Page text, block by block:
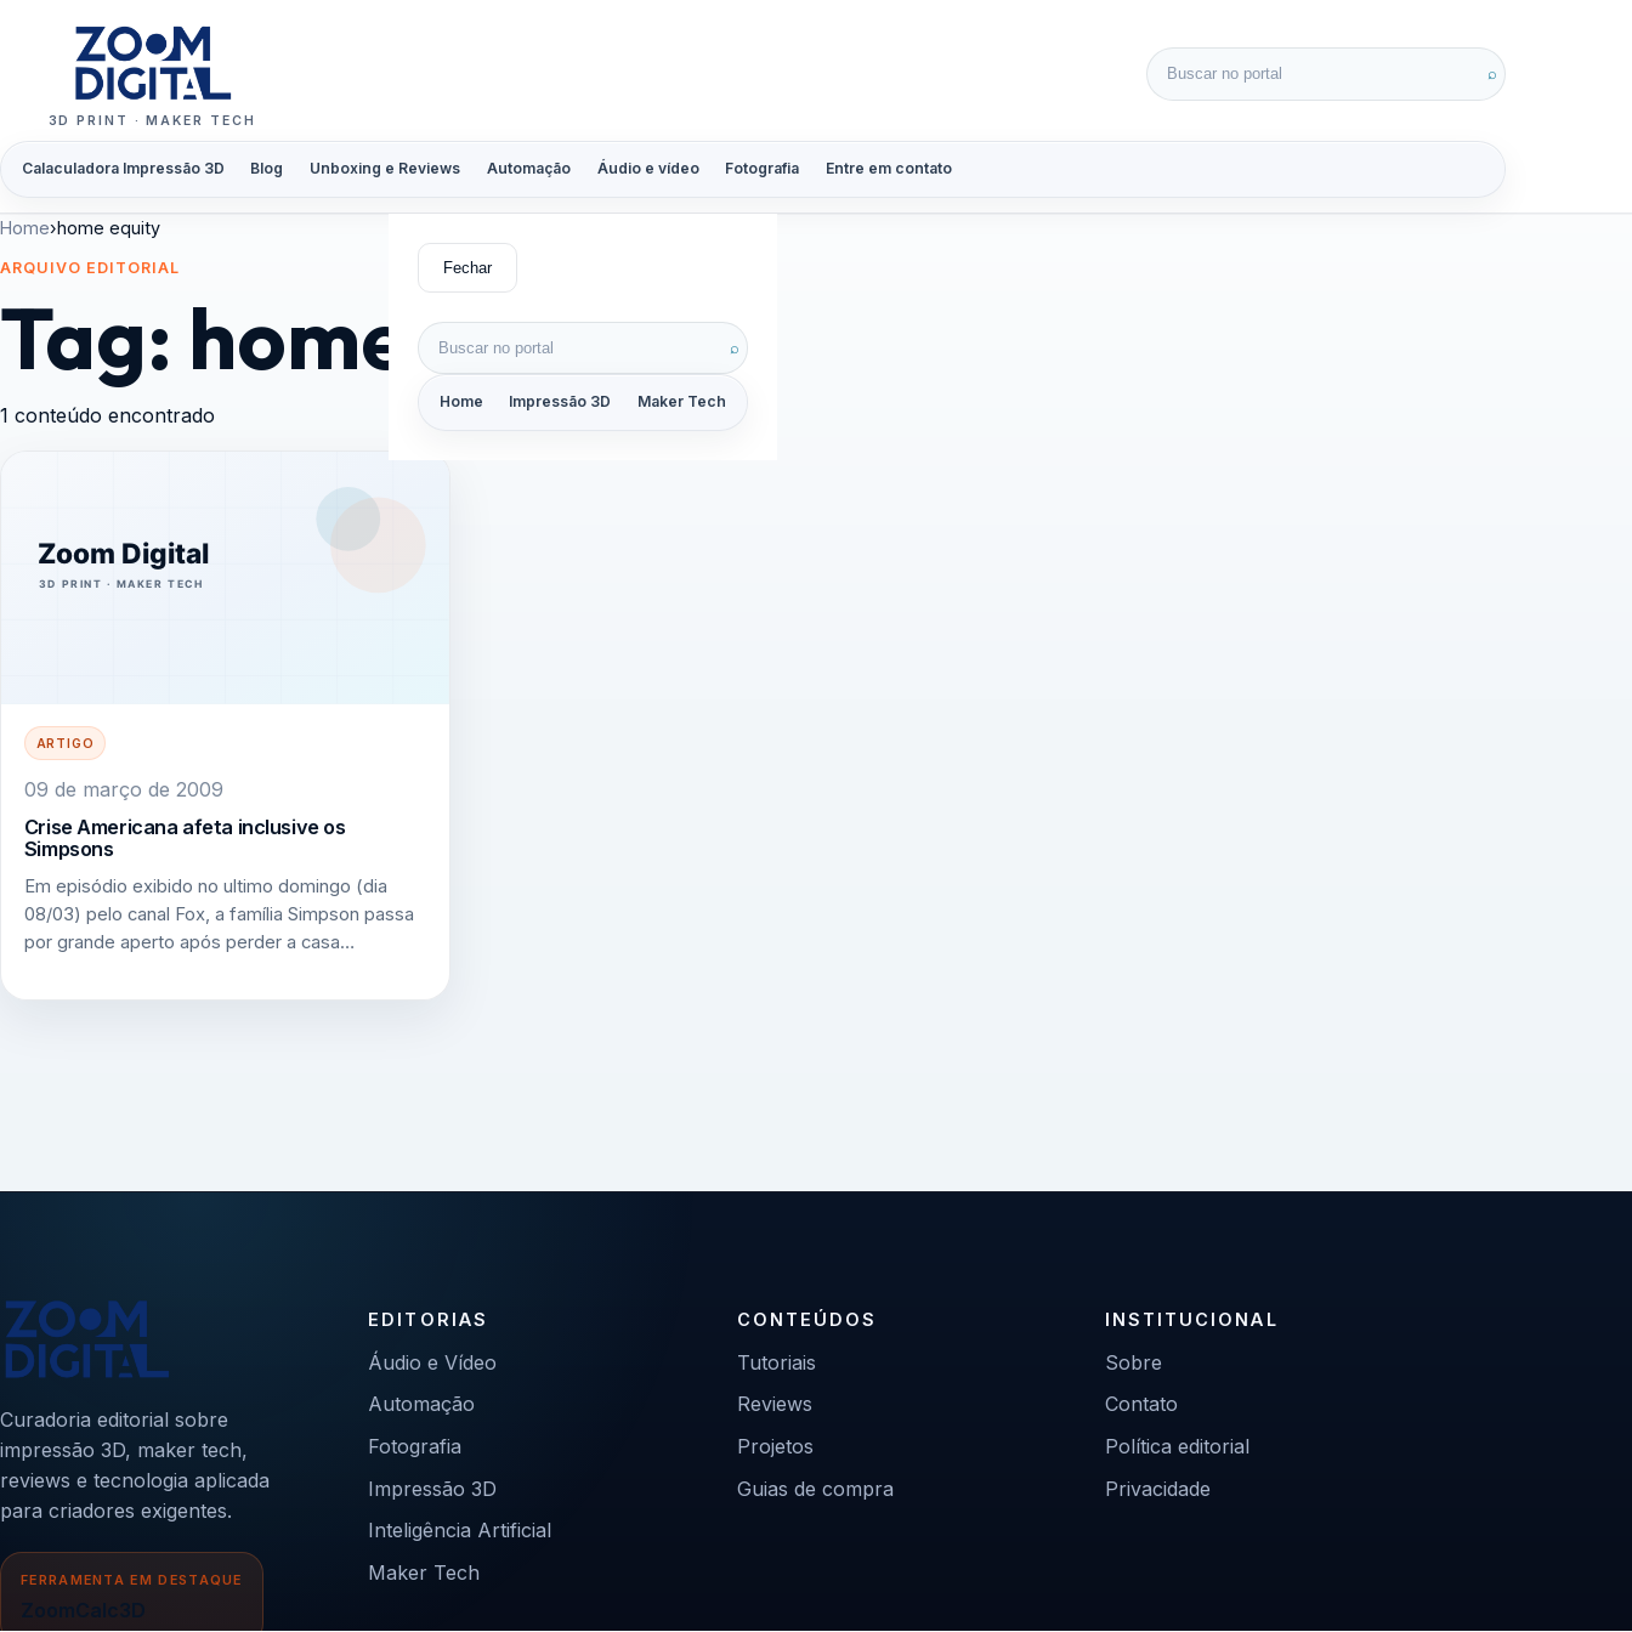
3D PRINT · MAKER TECH
Calaculadora Impressão 3D Blog Unboxing e Reviews Automação Áudio e vídeo Fotografia Entre em contato
Buscar por: ⌕
Fechar
Buscar por: ⌕
Home Impressão 3D Maker Tech
Home›home equity
ARQUIVO EDITORIAL
Tag: home equity
1 conteúdo encontrado
ARTIGO
09 de março de 2009
Crise Americana afeta inclusive os
Simpsons
Em episódio exibido no ultimo domingo (dia
08/03) pelo canal Fox, a família Simpson passa
por grande aperto após perder a casa…
Curadoria editorial sobre
impressão 3D, maker tech,
reviews e tecnologia aplicada
para criadores exigentes.
FERRAMENTA EM DESTAQUE
ZoomCalc3D
EDITORIAS
Áudio e Vídeo
Automação
Fotografia
Impressão 3D
Inteligência Artificial
Maker Tech
CONTEÚDOS
Tutoriais
Reviews
Projetos
Guias de compra
INSTITUCIONAL
Sobre
Contato
Política editorial
Privacidade